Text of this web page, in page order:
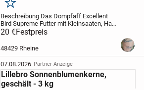
Merken
BeschreibungDas Dompfaff Excellent
Bird Supreme Futter mit Kleinsaaten, Hanf
und Früchten ist die ideale
Futtermischung.
Mariendistelsaat
20 €Festpreis
48429 Rheine
07.08.2026 Partner-Anzeige
Lillebro Sonnenblumenkerne,
geschält - 3 kg